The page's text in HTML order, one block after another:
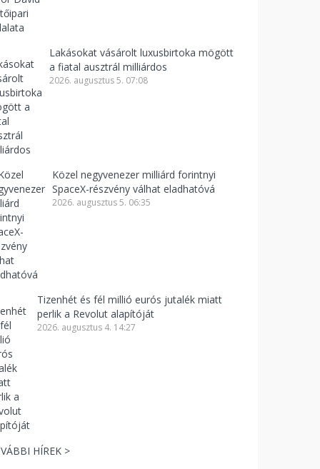
Lakásokat vásárolt luxusbirtoka mögött
a fiatal ausztrál milliárdos
2026. augusztus 5. 07:08
Közel negyvenezer milliárd forintnyi
SpaceX-részvény válhat eladhatóvá
2026. augusztus 5. 06:35
Tizenhét és fél millió eurós jutalék miatt
perlik a Revolut alapítóját
2026. augusztus 4. 14:27
HÍREK >